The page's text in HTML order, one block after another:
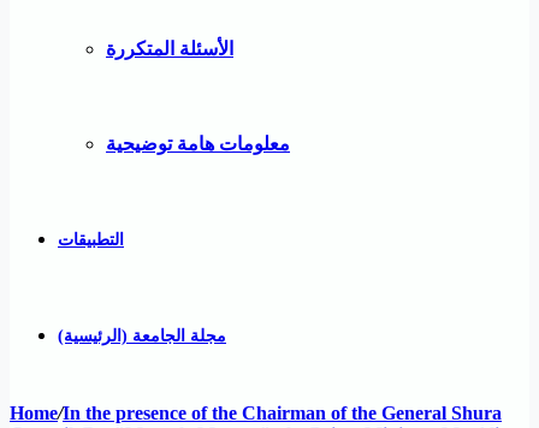
الأسئلة المتكررة
معلومات هامة توضيحية
التطبيقات
مجلة الجامعة (الرئيسية)
Home/In the presence of the Chairman of the General Shura